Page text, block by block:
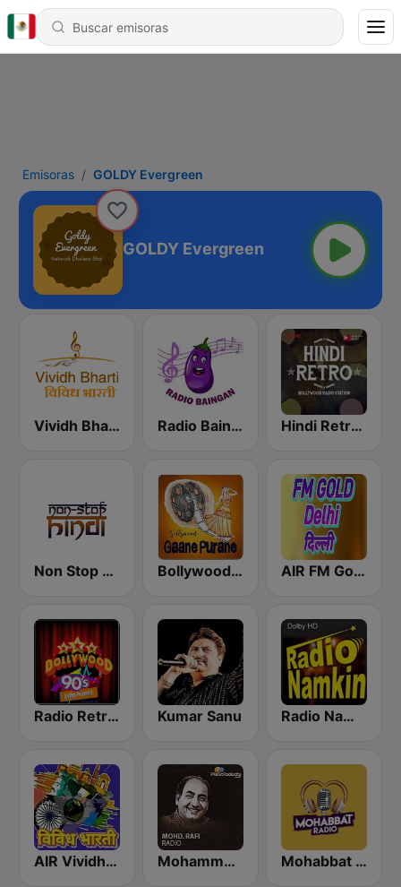
Emisoras GOLDY Evergreen
GOLDY Evergreen
Vividh Bharti (विविध भारती) Radio Baingan Hindi Retro Hits Radio
Non Stop Hindi Bollywood Gaane Purane AIR FM Gold Dehli
Radio Retro Bollywood 90s Kumar Sanu Radio Namkin
AIR Vividh Bharati Mohammed Rafi Radio Mohabbat Radio